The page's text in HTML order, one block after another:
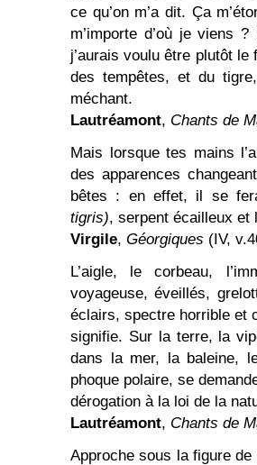
ce qu’on m’a dit. Ça
m’importe d’où je viens
j’aurais voulu être plutôt
des tempêtes, et du
méchant.
Lautréamont, Chants de
Mais lorsque tes mains
des apparences
bêtes : en effet, il se
tigris), serpent écailleux et
Virgile, Géorgiques (IV,
L’aigle, le corbeau,
voyageuse, éveillés,
éclairs, spectre horrible et
signifie. Sur la terre, la
dans la mer, la baleine,
phoque polaire, se
dérogation à la loi de la
Lautréamont, Chants de
Approche sous la figure